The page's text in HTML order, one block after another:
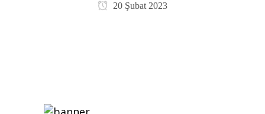
20 Şubat 2023